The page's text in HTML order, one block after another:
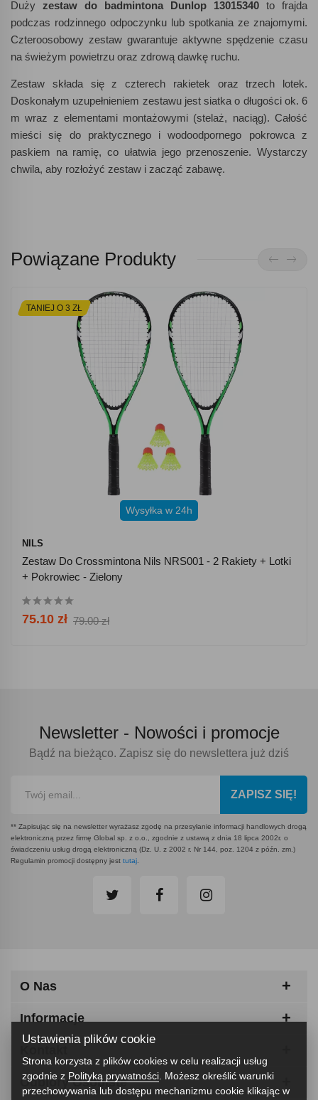
Duży zestaw do badmintona Dunlop 13015340 to frajda
podczas rodzinnego odpoczynku lub spotkania ze znajomymi.
Czteroosobowy zestaw gwarantuje aktywne spędzenie czasu
na świeżym powietrzu oraz zdrową dawkę ruchu.
Zestaw składa się z czterech rakietek oraz trzech lotek.
Doskonałym uzupełnieniem zestawu jest siatka o długości ok. 6
m wraz z elementami montażowymi (stelaż, naciąg). Całość
mieści się do praktycznego i wodoodpornego pokrowca z
paskiem na ramię, co ułatwia jego przenoszenie. Wystarczy
chwila, aby rozłożyć zestaw i zacząć zabawę.
Powiązane Produkty
TANIEJ O 3 ZŁ
Wysyłka w 24h
NILS
Zestaw Do Crossmintona Nils NRS001 - 2 Rakiety + Lotki
+ Pokrowiec - Zielony
75.10 zł 79.00 zł
Newsletter - Nowości i promocje
Bądź na bieżąco. Zapisz się do newslettera już dziś
ZAPISZ SIĘ!
** Zapisując się na newsletter wyrażasz zgodę na przesyłanie informacji handlowych drogą
elektroniczną przez firmę Global sp. z o.o., zgodnie z ustawą z dnia 18 lipca 2002r. o
świadczeniu usług drogą elektroniczną (Dz. U. z 2002 r. Nr 144, poz. 1204 z późn. zm.)
Regulamin promocji dostępny jest tutaj
O Nas
Informacje
Odbiory Osobiste
Ustawienia plików cookie
Strona korzysta z plików cookies w celu realizacji usług
zgodnie z Polityką prywatności . Możesz określić warunki
przechowywania lub dostępu mechanizmu cookie klikając w